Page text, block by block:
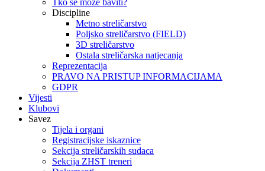
Tko se može baviti?
Discipline
Metno streličarstvo
Poljsko streličarstvo (FIELD)
3D streličarstvo
Ostala streličarska natjecanja
Reprezentacija
PRAVO NA PRISTUP INFORMACIJAMA
GDPR
Vijesti
Klubovi
Savez
Tijela i organi
Registracijske iskaznice
Sekcija streličarskih sudaca
Sekcija ZHST treneri